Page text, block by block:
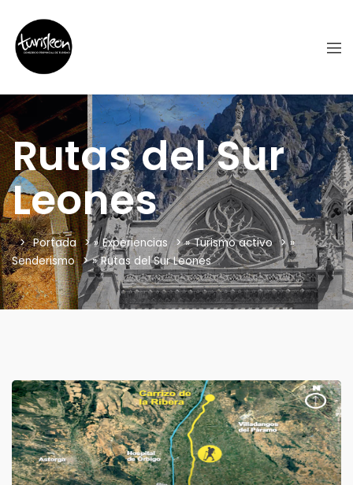
Rutas del Sur
Leones
Portada » Experiencias » Turismo activo
»
Senderismo
» Rutas del Sur Leones